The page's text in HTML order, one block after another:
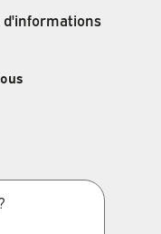
d'informations